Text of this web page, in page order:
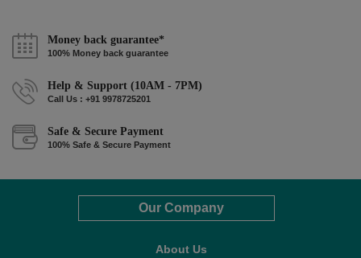
Money back guarantee*
100% Money back guarantee
Help & Support (10AM - 7PM)
Call Us : +91 9978725201
Safe & Secure Payment
100% Safe & Secure Payment
Our Company
About Us